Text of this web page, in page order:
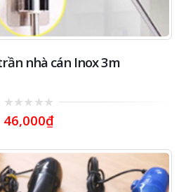
nhà cán Inox 3m
out
46,000₫